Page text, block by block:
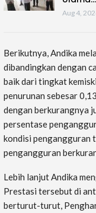
Aug 4,
Berikutnya, Andika
dibandingkan dengan
baik dari tingkat
penurunan sebesar
dengan berkurangnya
persentase
kondisi pengangguran
pengangguran
Lebih lanjut Andika
Prestasi tersebut di
berturut-turut,